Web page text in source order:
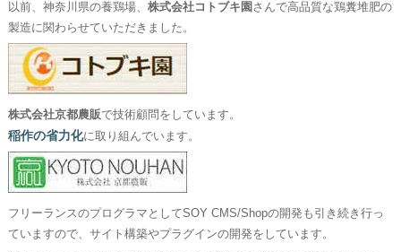
以前、神奈川県の養鶏場、 株式会社コトブキ園 さんで高品質な鶏糞堆肥の
製造に関わらせていただきました。
株式会社京都農販で技術顧問をしています。
稲作の省力化に取り組んでいます。
フリーランスのプログラマとしてSOY CMS/Shopの開発も引き続き行っ
ていますので、サイト構築やプラグインの開発をしています。